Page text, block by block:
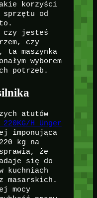
korzyści
sprzętu od
czy jesteś
czy
ta maszynka
wyborem
potrzeb.
atutów
H Unger
imponująca
kg na
że
się do
kuchniach
masarskich.
mocy